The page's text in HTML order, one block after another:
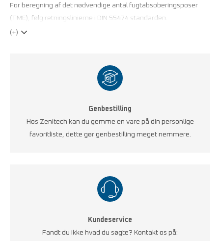
For beregning af det nødvendige antal fugtabsoberingsposer
(TME), følg retningslinierne i DIN 55474 standarden.
(+)
Genbestilling
Hos Zenitech kan du gemme en vare på din personlige
favoritliste, dette gør genbestilling meget nemmere.
Kundeservice
Fandt du ikke hvad du søgte? Kontakt os på: